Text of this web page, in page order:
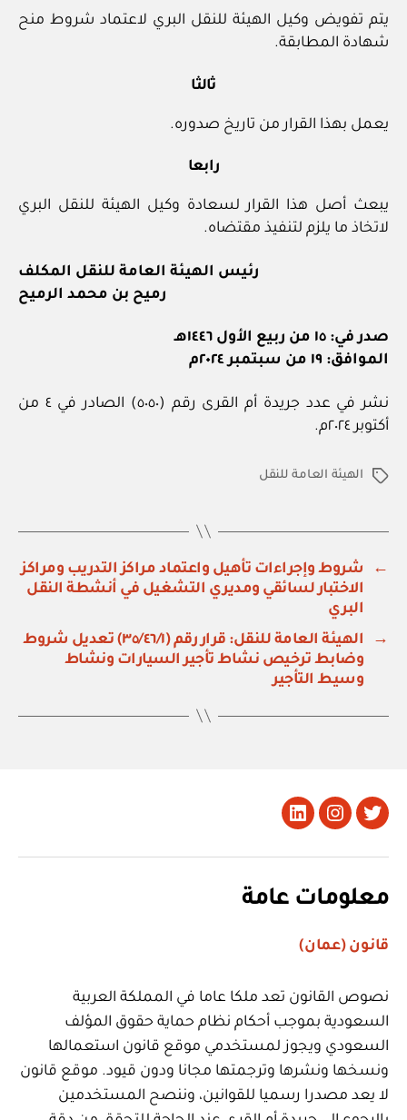
يتم تفويض وكيل الهيئة للنقل البري لاعتماد شروط منح
شهادة المطابقة.
ثالثا
يعمل بهذا القرار من تاريخ صدوره.
رابعا
يبعث أصل هذا القرار لسعادة وكيل الهيئة للنقل البري
لاتخاذ ما يلزم لتنفيذ مقتضاه.
رئيس الهيئة العامة للنقل المكلف
رميح بن محمد الرميح
صدر في: ١٥ من ربيع الأول ١٤٤٦هـ
الموافق: ١٩ من سبتمبر ٢٠٢٤م
نشر في عدد جريدة أم القرى رقم (٥٠٥٠) الصادر في ٤ من
أكتوبر ٢٠٢٤م.
الوسومالهيئة العامة للنقل
←
شروط وإجراءات تأهيل واعتماد مراكز التدريب ومراكز
الاختبار لسائقي ومديري التشغيل في أنشطة النقل
البري
→
الهيئة العامة للنقل: قرار رقم (٣٥/٤٦/١) تعديل شروط
وضابط ترخيص نشاط تأجير السيارات ونشاط
وسيط التأجير
تويتر Instagram
LinkedIn
معلومات عامة
قانون (عمان)
نصوص القانون تعد ملكا عاما في المملكة العربية
السعودية بموجب أحكام نظام حماية حقوق المؤلف
السعودي ويجوز لمستخدمي موقع قانون استعمالها
ونسخها ونشرها وترجمتها مجانا ودون قيود. موقع قانون
لا يعد مصدرا رسميا للقوانين، وننصح المستخدمين